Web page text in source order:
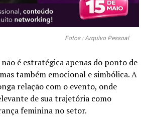
Fotos : Arquivo Pessoal
é estratégica apenas do ponto de
também emocional e simbólica. A
relação com o evento, onde
de sua trajetória como
feminina no setor.